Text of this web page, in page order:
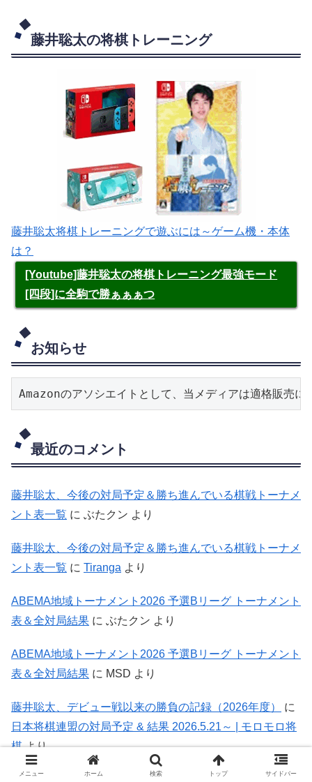
藤井聡太の将棋トレーニング
藤井聡太将棋トレーニングで遊ぶには～ゲーム機・本体
は？
[Youtube]藤井聡太の将棋トレーニング最強モード
[四段]に全駒で勝ぁぁぁつ
お知らせ
Amazonのアソシエイトとして、当メディアは適格販売に
最近のコメント
藤井聡太、今後の対局予定＆勝ち進んでいる棋戦トーナメ
ント表一覧 に ぶたクン より
藤井聡太、今後の対局予定＆勝ち進んでいる棋戦トーナメ
ント表一覧 に Tiranga より
ABEMA地域トーナメント2026 予選Bリーグ トーナメント
表＆全対局結果 に ぶたクン より
ABEMA地域トーナメント2026 予選Bリーグ トーナメント
表＆全対局結果 に MSD より
藤井聡太、デビュー戦以来の勝負の記録（2026年度）
に
日本将棋連盟の対局予定 & 結果 2026.5.21～ | モロモロ将
棋より
メニュー ホーム 検索 トップ サイドバー